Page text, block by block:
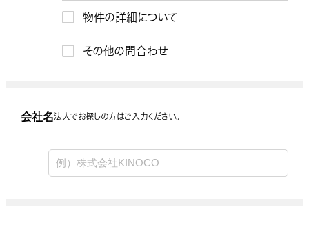
物件の詳細について
その他の問合わせ
会社名法人でお探しの方はご入力ください。
お問合わせ内容